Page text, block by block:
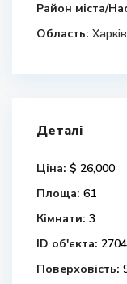
Район міста/
Область:
Деталі
Ціна: $ 26,000
Площа: 61
Кімнати: 3
ID об'єкта:
Поверховість: